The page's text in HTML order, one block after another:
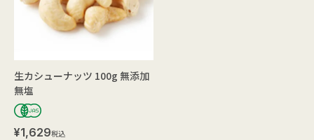
生カシューナッツ 100g 無添加
無塩
¥1,629税込